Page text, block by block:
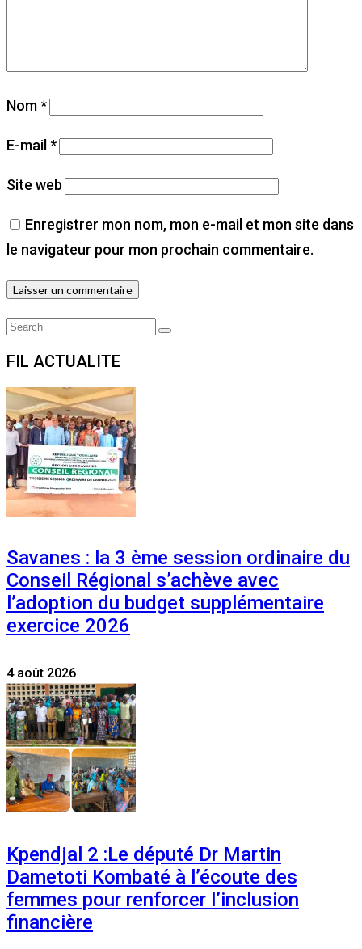
Nom*
E-mail*
Site web
Enregistrer mon nom, mon e-mail et mon site dans
le navigateur pour mon prochain commentaire.
Search
Search
FIL ACTUALITE
Savanes : la 3 ème session ordinaire du
Conseil Régional s’achève avec
l’adoption du budget supplémentaire
exercice 2026
4 août 2026
Kpendjal 2 :Le député Dr Martin
Dametoti Kombaté à l’écoute des
femmes pour renforcer l’inclusion
financière